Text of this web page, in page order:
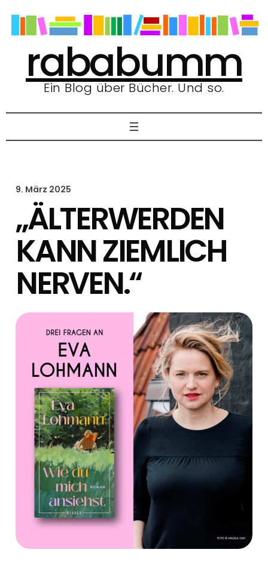
Inhalt
springen
rababumm
Ein Blog über Bücher. Und so.
9. März 2025
„ÄLTERWERDEN
KANN ZIEMLICH
NERVEN.“